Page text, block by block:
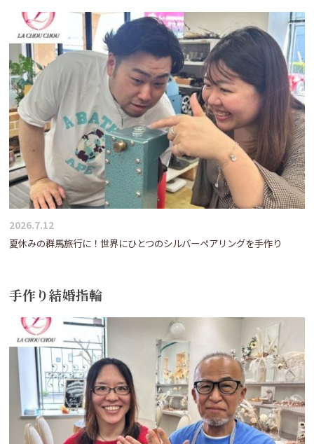
2026.7.12
夏休みの群馬旅行に！世界にひとつのシルバーペアリングを手作り
手作り結婚指輪